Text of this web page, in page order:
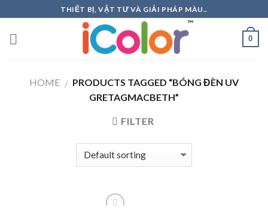
to
content
THIẾT BỊ, VẬT TƯ VÀ GIẢI PHÁP MÀU..
0
HOME / PRODUCTS TAGGED “BÓNG ĐÈN UV
GRETAGMACBETH”
FILTER